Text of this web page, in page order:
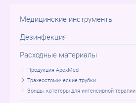
Медицинские инструменты
Дезинфекция
Расходные материалы
Продукция ApexMed
Трахеостомические трубки
Зонды, катетеры для интенсивной терапии